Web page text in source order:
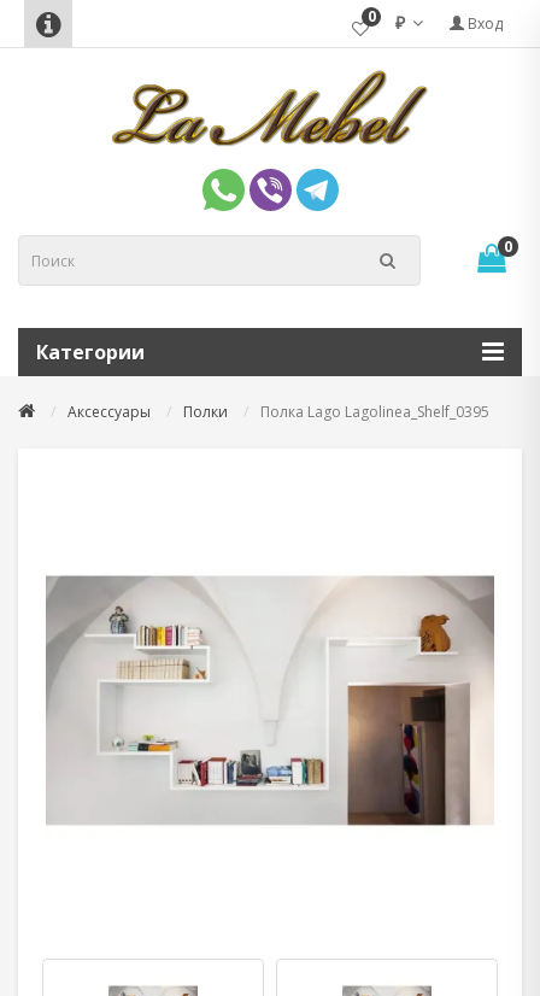
Вход
₽
0
0
Категории
Аксессуары Полки Полка Lago Lagolinea_Shelf_0395